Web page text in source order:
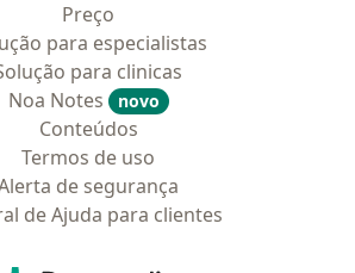
Preço
para especialistas
para clinicas
Noa Notes
novo
Conteúdos
Termos de uso
de segurança
de Ajuda para clientes